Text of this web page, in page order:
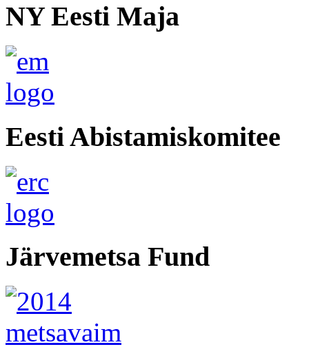
NY Eesti Maja
Eesti Abistamiskomitee
Järvemetsa Fund